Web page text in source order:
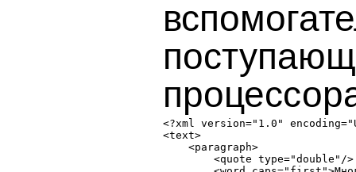
<?xml version="1.0"
<text>
<paragraph>
<quote type="double"/>